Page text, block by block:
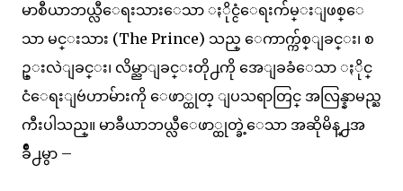
မာစီယာဘယ္လီေရးသားေသာ ႏိုင္ငံေရးက်မ္းျဖစ္ေ
သာ မင္းသား (The Prince) သည္ ေကာက္က်စ္ျခင္း၊ စ
ဥ္းလဲျခင္း၊ လိမ္ညာျခင္းတို႕ကို အေျခခံေသာ ႏိုင္
ငံေရးျဗဴဟာမ်ားကို ေဖာ္ထုတ္ ျပသရာတြင္ အလြန္နာမည္ႀ
ကီးပါသည္။ မာခီယာဘယ္လီေဖာ္ထုတ္ခဲ့ေသာ အဆိုမိန္႕အ
ခ်ိဳ႕မွာ –